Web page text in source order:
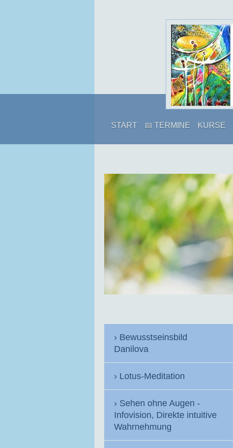
START 📅 TERMINE KURSE
Bewusstseinsbild
Danilova
Lotus-Meditation
Sehen ohne Augen -
Infovision, Direkte intuitive
Wahrnehmung